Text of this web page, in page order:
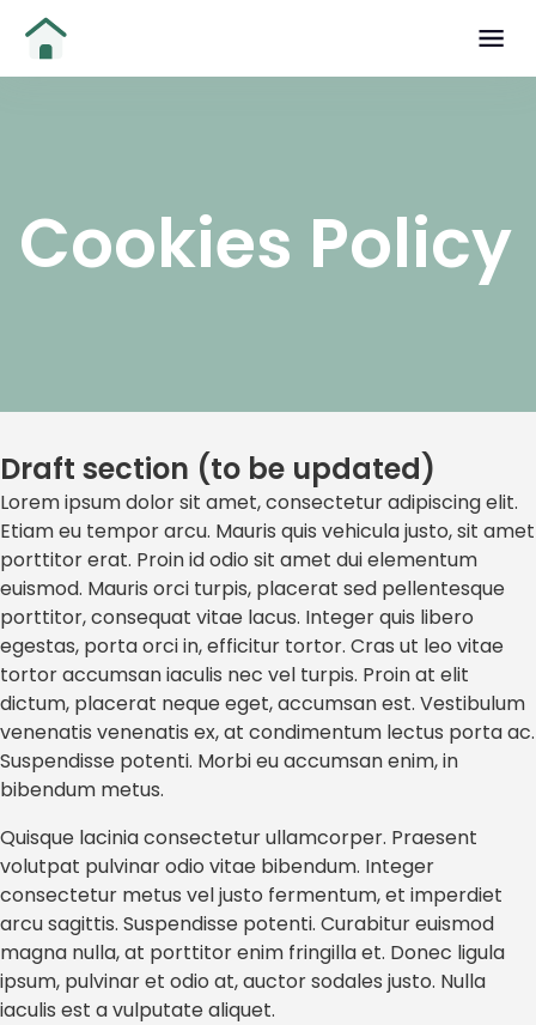
Cookies Policy
Draft section (to be updated)
Lorem ipsum dolor sit amet, consectetur adipiscing elit.
Etiam eu tempor arcu. Mauris quis vehicula justo, sit amet
porttitor erat. Proin id odio sit amet dui elementum
euismod. Mauris orci turpis, placerat sed pellentesque
porttitor, consequat vitae lacus. Integer quis libero
egestas, porta orci in, efficitur tortor. Cras ut leo vitae
tortor accumsan iaculis nec vel turpis. Proin at elit
dictum, placerat neque eget, accumsan est. Vestibulum
venenatis venenatis ex, at condimentum lectus porta ac.
Suspendisse potenti. Morbi eu accumsan enim, in
bibendum metus.
Quisque lacinia consectetur ullamcorper. Praesent
volutpat pulvinar odio vitae bibendum. Integer
consectetur metus vel justo fermentum, et imperdiet
arcu sagittis. Suspendisse potenti. Curabitur euismod
magna nulla, at porttitor enim fringilla et. Donec ligula
ipsum, pulvinar et odio at, auctor sodales justo. Nulla
iaculis est a vulputate aliquet.